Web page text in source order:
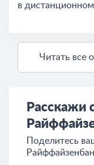
в
Расскажи
Поделитесь